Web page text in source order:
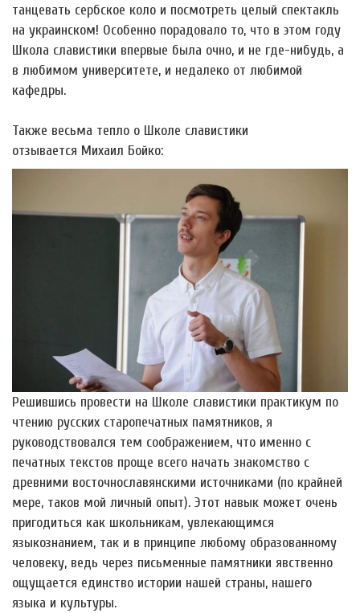
танцевать сербское коло и посмотреть целый спектакль
на украинском! Особенно порадовало то, что в этом году
Школа славистики впервые была очно, и не где-нибудь, а
в любимом университете, и недалеко от любимой
кафедры.
Также весьма тепло о Школе славистики
отзывается Михаил Бойко:
Решившись провести на Школе славистики практикум по
чтению русских старопечатных памятников, я
руководствовался тем соображением, что именно с
печатных текстов проще всего начать знакомство с
древними восточнославянскими источниками (по крайней
мере, таков мой личный опыт). Этот навык может очень
пригодиться как школьникам, увлекающимся
языкознанием, так и в принципе любому образованному
человеку, ведь через письменные памятники явственно
ощущается единство истории нашей страны, нашего
языка и культуры.